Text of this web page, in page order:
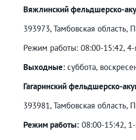
Вяжлинский фельдшерско-
393973, Тамбовская область,
Режим работы: 08:00-15:42,
Выходные:суббота,
Гагаринский фельдшерско-
393981, Тамбовская область,
Режим работы: 08:00-15:42,